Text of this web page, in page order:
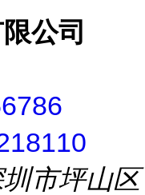
公司
市坪山区